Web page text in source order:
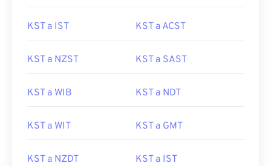
KST a IST KST a ACST
KST a NZST KST a SAST
KST a WIB KST a NDT
KST a WIT KST a GMT
KST a NZDT KST a IST